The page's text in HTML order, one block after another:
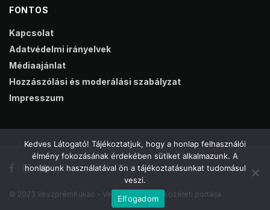
FONTOS
Kapcsolat
Adatvédelmi irányelvek
Médiaajánlat
Hozzászólási és moderálási szabályzat
Impresszum
© 2023 VeszprémKukac - Veszprém online közéleti portálja
Kedves Látogató! Tájékoztatjuk, hogy a honlap felhasználói
élmény fokozásának érdekében sütiket alkalmazunk. A
honlapunk használatával ön a tájékoztatásunkat tudomásul
veszi.
Elfogadom